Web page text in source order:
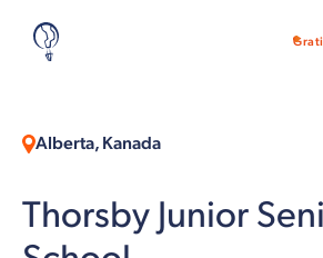
Alberta, Kanada
Thorsby Junior